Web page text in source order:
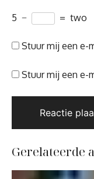
5 − = two
Stuur mij een e-
Stuur mij een e-
Gerelateerde